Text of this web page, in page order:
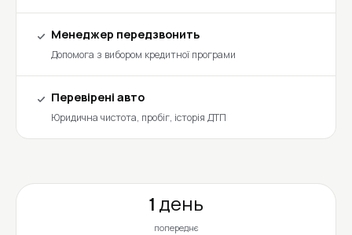
Менеджер передзвонить
Допомога з вибором кредитної програми
Перевірені авто
Юридична чистота, пробіг, історія ДТП
1 день
попереднє